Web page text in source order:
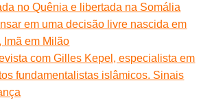
no Quênia e libertada na Somália
em uma decisão livre nascida em
Imã em Milão
com Gilles Kepel, especialista em
fundamentalistas islâmicos. Sinais